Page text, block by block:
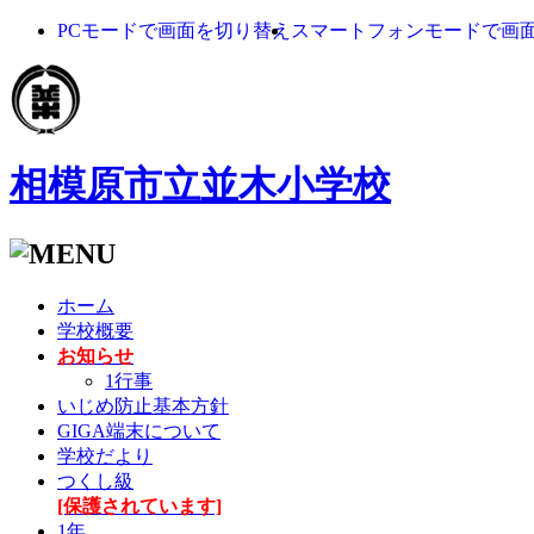
PCモードで画面を切り替え スマートフォンモードで画
相模原市立並木小学校
ホーム
学校概要
お知らせ
1行事
いじめ防止基本方針
GIGA端末について
学校だより
つくし級
[保護されています]